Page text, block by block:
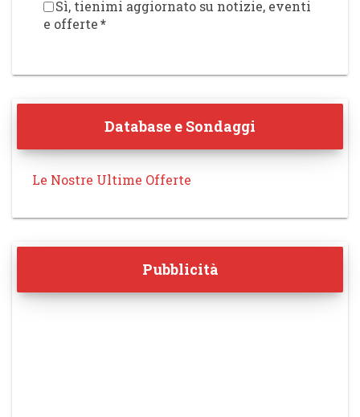
Sì, tienimi aggiornato su notizie, eventi
e offerte*
Database e Sondaggi
Le Nostre Ultime Offerte
Pubblicità